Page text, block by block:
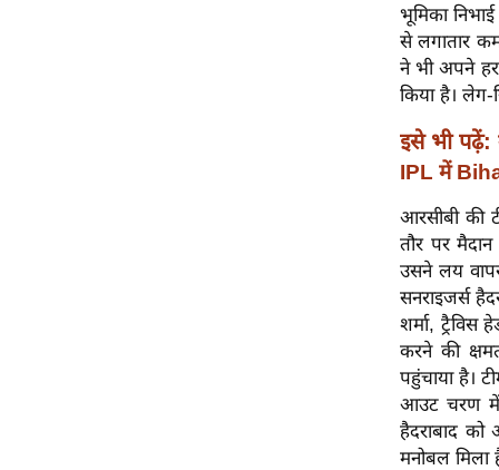
भूमिका
से लगातार
ने भी अपने
किया है। लेग-
इसे भी पढ़ें:
IPL में
आरसीबी की
तौर पर
उसने लय
सनराइजर्स
शर्मा,
करने की
पहुंचाया है।
आउट चरण में
हैदराबाद
मनोबल मिला